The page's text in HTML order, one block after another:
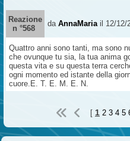
Reazione
n °568
da AnnaMaria il 12/12/
Quattro anni sono tanti, ma sono
che ovunque tu sia, la tua anima
questa vita e su questa terra
ogni momento ed istante della
cuore.E. T. E. M. E. N.
[ 1 2 3 4 5